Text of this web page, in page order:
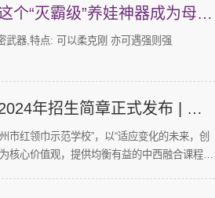
个“灭霸级”养娃神器成为母亲
武器,特点: 可以柔克刚 亦可遇强则强
年招生简章正式发布 | 和
世界！
市红领巾示范学校”，以“适应变化的未来，创
核心价值观，提供均衡有益的中西融合课程，